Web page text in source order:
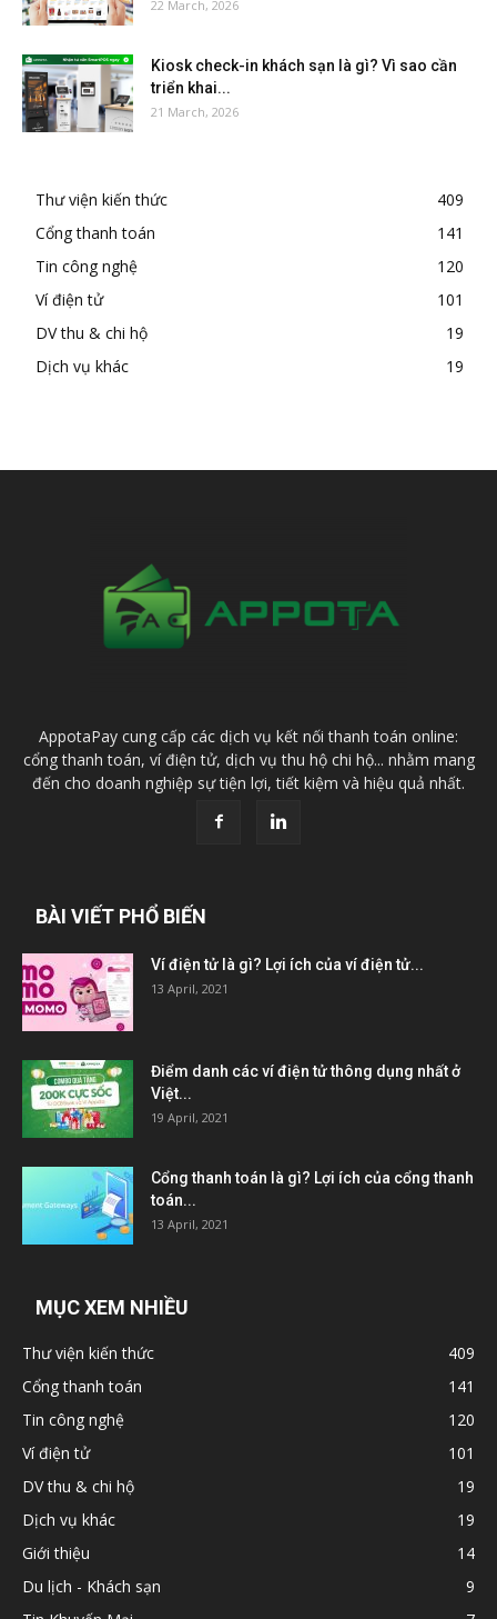
22 March, 2026
Kiosk check-in khách sạn là gì? Vì sao cần
triển khai...
21 March, 2026
Thư viện kiến thức
409
Cổng thanh toán
141
Tin công nghệ
120
Ví điện tử
101
DV thu & chi hộ
19
Dịch vụ khác
19
AppotaPay cung cấp các dịch vụ kết nối thanh toán online:
cổng thanh toán, ví điện tử, dịch vụ thu hộ chi hộ... nhằm mang
đến cho doanh nghiệp sự tiện lợi, tiết kiệm và hiệu quả nhất.
BÀI VIẾT PHỔ BIẾN
Ví điện tử là gì? Lợi ích của ví điện tử...
13 April, 2021
Điểm danh các ví điện tử thông dụng nhất ở
Việt...
19 April, 2021
Cổng thanh toán là gì? Lợi ích của cổng thanh
toán...
13 April, 2021
MỤC XEM NHIỀU
Thư viện kiến thức
409
Cổng thanh toán
141
Tin công nghệ
120
Ví điện tử
101
DV thu & chi hộ
19
Dịch vụ khác
19
Giới thiệu
14
Du lịch - Khách sạn
9